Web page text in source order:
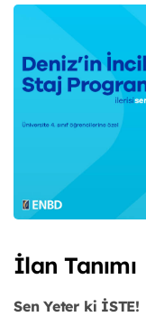
İlan Tanımı
Sen Yeter ki İSTE!